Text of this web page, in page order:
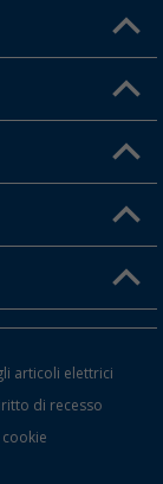
articoli elettrici
di recesso